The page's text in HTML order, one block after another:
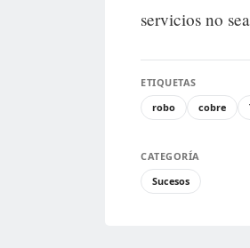
servicios no
ETIQUETAS
robo
cobre
CATEGORÍA
Sucesos